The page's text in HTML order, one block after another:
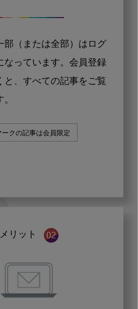
部（または全部）はログ
なっています。会員登録
と、すべての記事をご覧
ークの記事は会員限定
メリット